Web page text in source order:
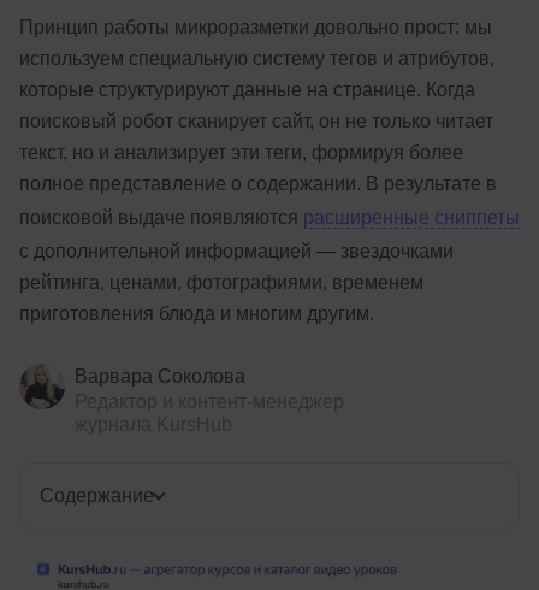
Принцип работы микроразметки довольно прост: мы
используем специальную систему тегов и атрибутов,
которые структурируют данные на странице. Когда
поисковый робот сканирует сайт, он не только читает
текст, но и анализирует эти теги, формируя более
полное представление о содержании. В результате в
поисковой выдаче появляются расширенные сниппеты
с дополнительной информацией — звездочками
рейтинга, ценами, фотографиями, временем
приготовления блюда и многим другим.
Варвара Соколова
Содержание